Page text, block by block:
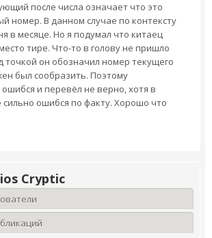
после числа означает что это
номер. В данном случае по контексту
в месяце. Но я подумал что китаец
тире. Что-то в голову не пришло
точкой он обозначил номер текущего
был сообразить. Поэтому
и перевёл не верно, хотя в
сильно ошибся по факту. Хорошо что
Cryptic